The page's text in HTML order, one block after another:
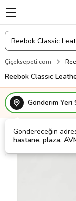
Çiçeksepeti.com
Reebok Classic
Gönderim Yeri
Göndereceğin
hastane, plaza,
Filtrele